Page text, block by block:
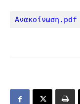
Ανακοίνωση.pdf